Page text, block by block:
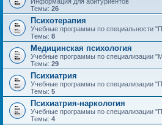
Темы: 26
Психотерапия
Учебные программы по специальности
Темы: 8
Медицинская психология
Учебные программы по специализации
Темы: 29
Психиатрия
Учебные программы по специализации
Темы: 5
Психиатрия-наркология
Учебные программы по специализации
Темы: 4